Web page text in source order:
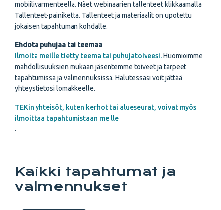
mobiilivarmenteella. Näet webinaarien tallenteet klikkaamalla
Tallenteet-painiketta. Tallenteet ja materiaalit on upotettu
jokaisen tapahtuman kohdalle.
Ehdota puhujaa tai teemaa
Ilmoita meille tietty teema tai puhujatoiveesi.Huomioimme
mahdollisuuksien mukaan jäsentemme toiveet ja tarpeet
tapahtumissa ja valmennuksissa. Halutessasi voit jättää
yhteystietosi lomakkeelle.
TEKin yhteisöt, kuten kerhot tai alueseurat, voivat myös
ilmoittaa tapahtumistaan meille
.
Kaikki tapahtumat ja
valmennukset